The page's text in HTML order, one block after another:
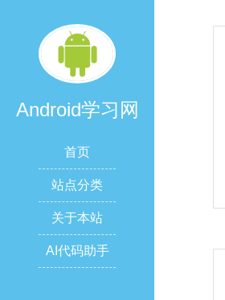
Android学习网
首页
站点分类
关于本站
AI代码助手